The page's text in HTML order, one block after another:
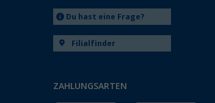
Du hast eine Frage?
Filialfinder
ZAHLUNGSARTEN